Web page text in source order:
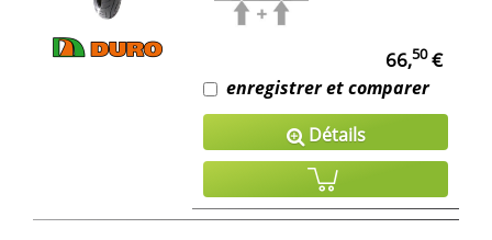
66,50€
enregistrer et comparer
Détails